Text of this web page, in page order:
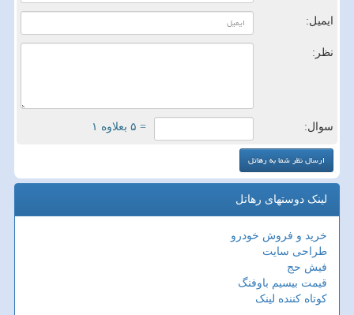
ایمیل:
نظر:
سوال: = ۵ بعلاوه ۱
لینک دوستهای رهاتل
خرید و فروش خودرو
طراحی سایت
فیش حج
قیمت بیسیم باوفنگ
کوتاه کننده لینک